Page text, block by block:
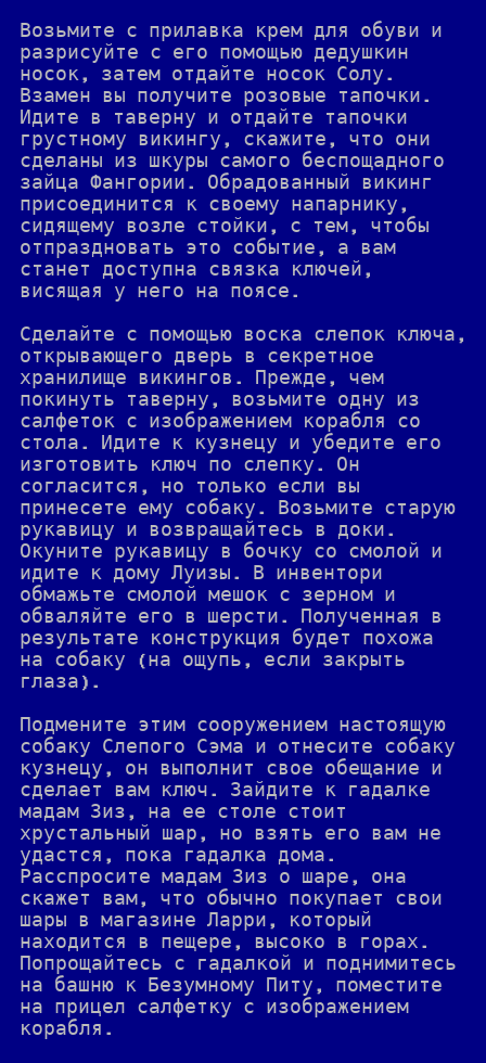
Возьмите с прилавка крем для обуви и
разрисуйте с его помощью дедушкин
носок, затем отдайте носок Солу.
Взамен вы получите розовые тапочки.
Идите в таверну и отдайте тапочки
грустному викингу, скажите, что они
сделаны из шкуры самого беспощадного
зайца Фангории. Обрадованный викинг
присоединится к своему напарнику,
сидящему возле стойки, с тем, чтобы
отпраздновать это событие, а вам
станет доступна связка ключей,
висящая у него на поясе.
Сделайте с помощью воска слепок ключа,
открывающего дверь в секретное
хранилище викингов. Прежде, чем
покинуть таверну, возьмите одну из
салфеток с изображением корабля со
стола. Идите к кузнецу и убедите его
изготовить ключ по слепку. Он
согласится, но только если вы
принесете ему собаку. Возьмите старую
рукавицу и возвращайтесь в доки.
Окуните рукавицу в бочку со смолой и
идите к дому Луизы. В инвентори
обмажьте смолой мешок с зерном и
обваляйте его в шерсти. Полученная в
результате конструкция будет похожа
на собаку (на ощупь, если закрыть
глаза).
Подмените этим сооружением настоящую
собаку Слепого Сэма и отнесите собаку
кузнецу, он выполнит свое обещание и
сделает вам ключ. Зайдите к гадалке
мадам Зиз, на ее столе стоит
хрустальный шар, но взять его вам не
удастся, пока гадалка дома.
Расспросите мадам Зиз о шаре, она
скажет вам, что обычно покупает свои
шары в магазине Ларри, который
находится в пещере, высоко в горах.
Попрощайтесь с гадалкой и поднимитесь
на башню к Безумному Питу, поместите
на прицел салфетку с изображением
корабля.